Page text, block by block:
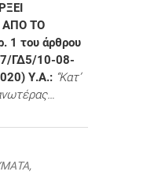
ΑΠΟ ΤΟ
1 του άρθρου
ΓΔ5/10-08-
Υ.Α.: “Κατ’
,